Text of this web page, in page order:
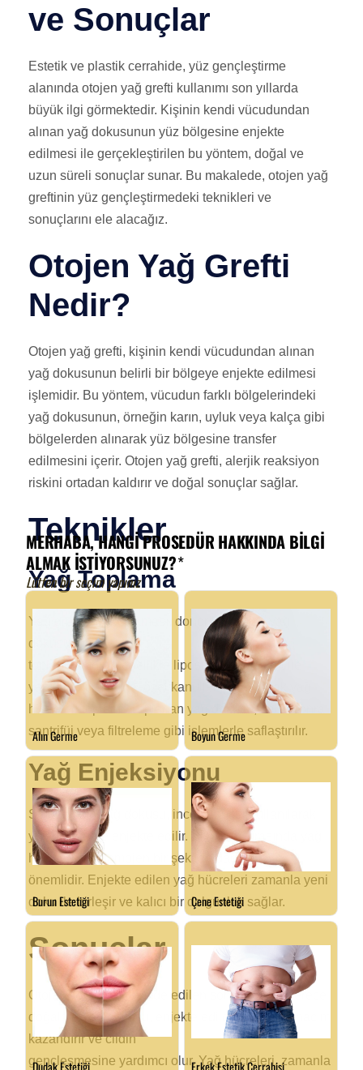
ve Sonuçlar
Estetik ve plastik cerrahide, yüz gençleştirme
alanında otojen yağ grefti kullanımı son yıllarda
büyük ilgi görmektedir. Kişinin kendi vücudundan
alınan yağ dokusunun yüz bölgesine enjekte
edilmesi ile gerçekleştirilen bu yöntem, doğal ve
uzun süreli sonuçlar sunar. Bu makalede, otojen yağ
greftinin yüz gençleştirmedeki teknikleri ve
sonuçlarını ele alacağız.
Otojen Yağ Grefti
Nedir?
Otojen yağ grefti, kişinin kendi vücudundan alınan
yağ dokusunun belirli bir bölgeye enjekte edilmesi
işlemidir. Bu yöntem, vücudun farklı bölgelerindeki
yağ dokusunun, örneğin karın, uyluk veya kalça gibi
bölgelerden alınarak yüz bölgesine transfer
edilmesini içerir. Otojen yağ grefti, alerjik reaksiyon
riskini ortadan kaldırır ve doğal sonuçlar sağlar.
Teknikler
Yağ Toplama
Yağ greftinin ilk aşaması, donör bölgeden yağ
dokusunun
toplanmasıdır. Genellikle liposuction yöntemi ile
yapılan bu işlemde, özel kanüller kullanılarak yağ
hücreleri toplanır. Toplanan yağ dokusu, daha sonra
santrifüj veya filtreleme gibi işlemlerle saflaştırılır.
Yağ Enjeksiyonu
Saflaştırılan yağ dokusu, ince kanüller kullanılarak
yüz bölgesine enjekte edilir. Bu işlem sırasında yağ
hücrelerinin homojen bir şekilde dağıtılması
önemlidir. Enjekte edilen yağ hücreleri zamanla yeni
doku ile birleşir ve kalıcı bir dolgunluk sağlar.
Sonuçlar
Otojen yağ grefti ile elde edilen sonuçlar son derece
doğaldır. Yağ dokusu, enjekte edildiği bölgeye hacim
kazandırır ve cildin
gençleşmesine yardımcı olur. Yağ hücreleri, zamanla